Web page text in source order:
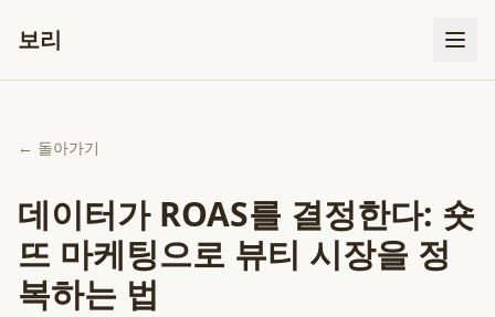
보리
← 돌아가기
데이터가 ROAS를 결정한다: 숏
뜨 마케팅으로 뷰티 시장을 정
복하는 법